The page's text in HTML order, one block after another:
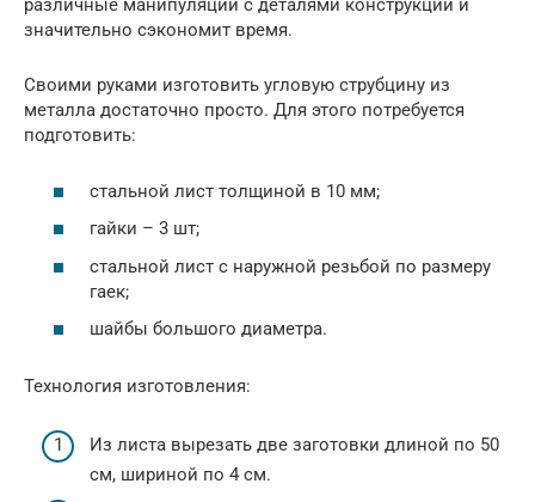
различные манипуляции с деталями конструкции и
значительно сэкономит время.
Своими руками изготовить угловую струбцину из
металла достаточно просто. Для этого потребуется
подготовить:
стальной лист толщиной в 10 мм;
гайки – 3 шт;
стальной лист с наружной резьбой по размеру
гаек;
шайбы большого диаметра.
Технология изготовления:
Из листа вырезать две заготовки длиной по 50
см, шириной по 4 см.